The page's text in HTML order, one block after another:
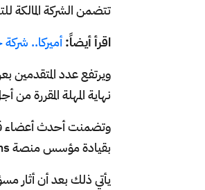
تتضمن الشركة المالكة
اقرأ أيضاً:أميركا..
نهاية المهلة المقررة
بقيادة مؤسس منصة OnlyFans، تيم ستوكلي.